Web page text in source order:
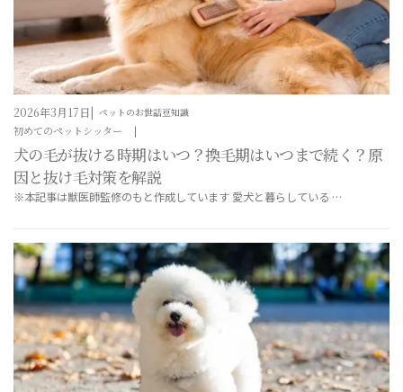
ペットのお世話豆知識
2026年3月17日
初めてのペットシッター
犬の毛が抜ける時期はいつ？換毛期はいつまで続く？原
因と抜け毛対策を解説
※本記事は獣医師監修のもと作成しています 愛犬と暮らしている …